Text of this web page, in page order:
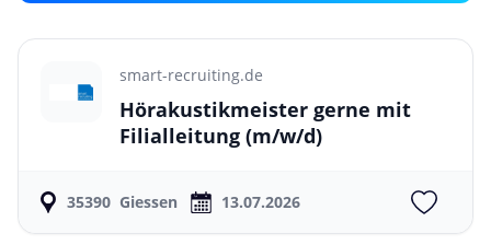
smart-recruiting.de
Hörakustikmeister gerne mit
Filialleitung (m/w/d)
35390 Giessen 13.07.2026